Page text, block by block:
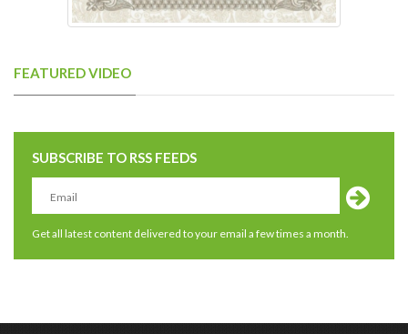
FEATURED VIDEO
SUBSCRIBE TO RSS FEEDS
Get all latest content delivered to your email a few times a month.